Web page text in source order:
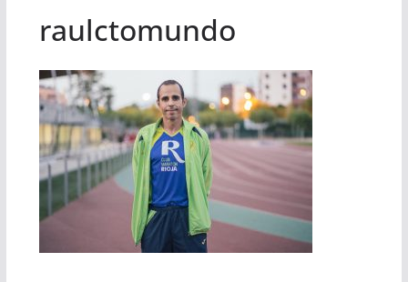
raulctomundo